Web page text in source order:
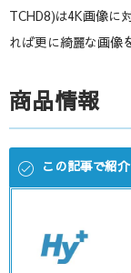
TCHD8)は4K画像に
れば更に綺麗な画像
商品情報
この記事で紹